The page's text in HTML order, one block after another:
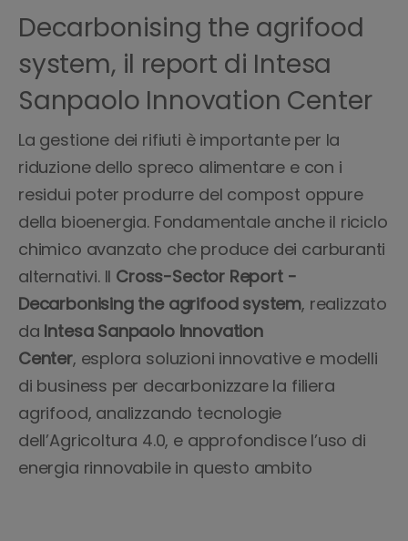
Decarbonising the agrifood
system, il report di Intesa
Sanpaolo Innovation Center
La gestione dei rifiuti è importante per la
riduzione dello spreco alimentare e con i
residui poter produrre del compost oppure
della bioenergia. Fondamentale anche il riciclo
chimico avanzato che produce dei carburanti
alternativi. Il Cross-Sector Report -
Decarbonising the agrifood system, realizzato
da Intesa Sanpaolo Innovation
Center, esplora soluzioni innovative e modelli
di business per decarbonizzare la filiera
agrifood, analizzando tecnologie
dell’Agricoltura 4.0, e approfondisce l’uso di
energia rinnovabile in questo ambito